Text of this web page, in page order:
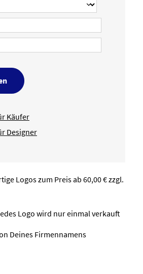
Käufer
Designer
Logos zum Preis ab 60,00 € zzgl.
Logo wird nur einmal verkauft
Deines Firmennamens